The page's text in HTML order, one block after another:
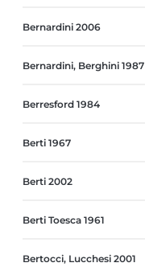
Bernardini 2006
Bernardini, Berghini 1987
Berresford 1984
Berti 1967
Berti 2002
Berti Toesca 1961
Bertocci, Lucchesi 2001